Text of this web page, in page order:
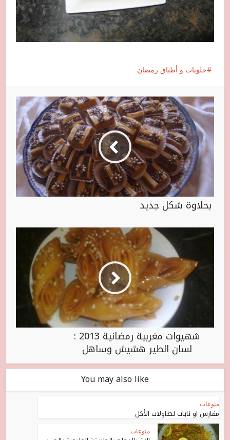
حلويات و أطباق رمضان
بحلاوة شكل جديد
شهيوات مغربية رمضانية 2013 :
لسان الطير هشيش وساهل
You may also like
منوعات
مفارش او نابات لطاولات الأكل
منوعات